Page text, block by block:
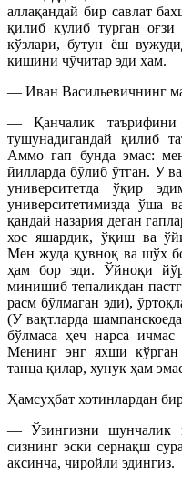
аллақандай бир савлат
қилиб кулиб турган
кўзлари, бутун ёш
кишини чўчитар эди ҳам.
— Иван Васильевичнинг
— Қанчалик
тушунадигандай қилиб
Аммо гап бунда эмас:
йилларда бўлиб ўтган. У
университетда ўқир
университетимизда ўша
қандай назария деган
хос яшардик, ўқиш ва
Мен жуда қувноқ ва шўх
ҳам бор эди. Ўйноқи
минишиб тепаликдан
расм бўлмаган эди),
(У вақтларда
бўлмаса ҳеч нарса
Менинг энг яхши
танца қилар, хунук ҳам
Ҳамсуҳбат хотинлардан
— Ўзингизни шунчалик
сизнинг эски сернақш
аксинча, чиройли эдингиз.